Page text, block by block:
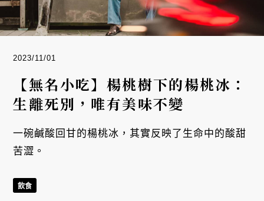
2023/11/01
【無名小吃】楊桃樹下的楊桃冰：
生離死別，唯有美味不變
一碗鹹酸回甘的楊桃冰，其實反映了生命中的酸甜
苦澀。
飲食